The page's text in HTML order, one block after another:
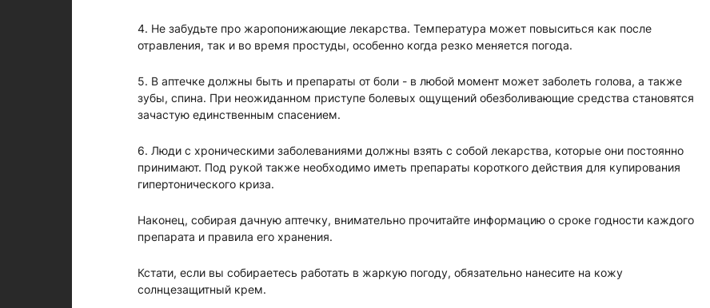
4. Не забудьте про жаропонижающие лекарства. Температура может повыситься как после
отравления, так и во время простуды, особенно когда резко меняется погода.
5. В аптечке должны быть и препараты от боли - в любой момент может заболеть голова, а также
зубы, спина. При неожиданном приступе болевых ощущений обезболивающие средства становятся
зачастую единственным спасением.
6. Люди с хроническими заболеваниями должны взять с собой лекарства, которые они постоянно
принимают. Под рукой также необходимо иметь препараты короткого действия для купирования
гипертонического криза.
Наконец, собирая дачную аптечку, внимательно прочитайте информацию о сроке годности каждого
препарата и правила его хранения.
Кстати, если вы собираетесь работать в жаркую погоду, обязательно нанесите на кожу
солнцезащитный крем.